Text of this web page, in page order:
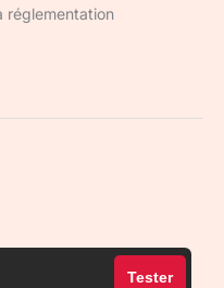
réglementation
Tester